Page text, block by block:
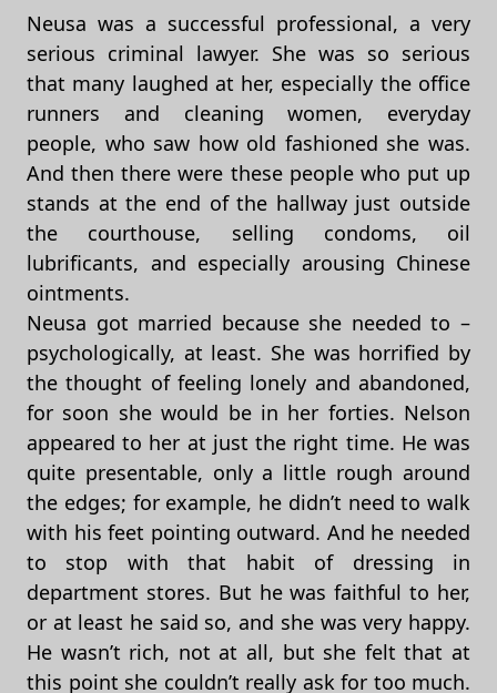
Neusa was a successful professional, a very
serious criminal lawyer. She was so serious
that many laughed at her, especially the office
runners and cleaning women, everyday
people, who saw how old fashioned she was.
And then there were these people who put up
stands at the end of the hallway just outside
the courthouse, selling condoms, oil
lubrificants, and especially arousing Chinese
ointments.
Neusa got married because she needed to –
psychologically, at least. She was horrified by
the thought of feeling lonely and abandoned,
for soon she would be in her forties. Nelson
appeared to her at just the right time. He was
quite presentable, only a little rough around
the edges; for example, he didn’t need to walk
with his feet pointing outward. And he needed
to stop with that habit of dressing in
department stores. But he was faithful to her,
or at least he said so, and she was very happy.
He wasn’t rich, not at all, but she felt that at
this point she couldn’t really ask for too much.